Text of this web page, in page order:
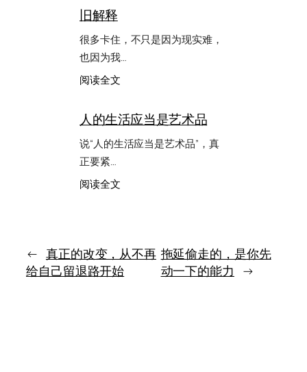
始，
往
只
被
一
本
书
悄
旧解释
很多卡住，不只是因为现实难，
也因为我…
阅读全文：
释
人的生活应当是艺术品
说“人的生活应当是艺术品”，真
正要紧…
阅读全文：
应
当
是
← 真正的改变，从不再
给自己留退路开始
拖延偷走的，是你先
动一下的能力
→